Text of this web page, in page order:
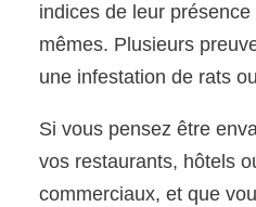
indices de leur
mêmes. Plusieurs
une infestation de rats
Si vous pensez être
vos restaurants, hôtels
commerciaux, et que